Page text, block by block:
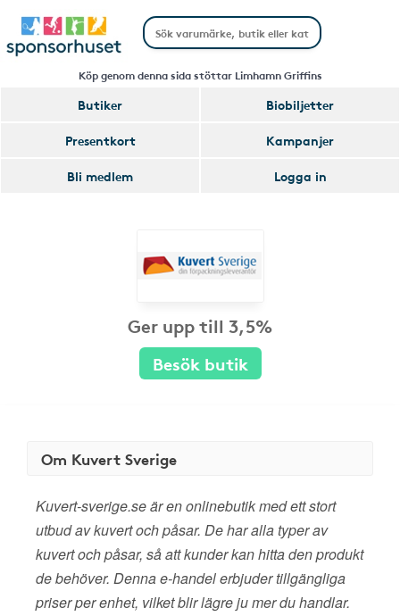
Köp genom denna sida stöttar Limhamn Griffins
Butiker
Biobiljetter
Presentkort
Kampanjer
Bli medlem
Logga in
Ger upp till 3,5%
Besök butik
Om Kuvert Sverige
Kuvert-sverige.se är en onlinebutik med ett stort
utbud av kuvert och påsar. De har alla typer av
kuvert och påsar, så att kunder kan hitta den produkt
de behöver. Denna e-handel erbjuder tillgängliga
priser per enhet, vilket blir lägre ju mer du handlar.